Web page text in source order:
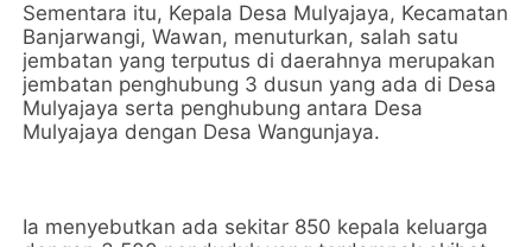
Sementara itu, Kepala Desa Mulyajaya, Kecamatan
Banjarwangi, Wawan, menuturkan, salah satu
jembatan yang terputus di daerahnya merupakan
jembatan penghubung 3 dusun yang ada di Desa
Mulyajaya serta penghubung antara Desa
Mulyajaya dengan Desa Wangunjaya.
Ia menyebutkan ada sekitar 850 kepala keluarga